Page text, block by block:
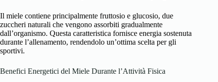
Il miele contiene principalmente fruttosio e glucosio, due
zuccheri naturali che vengono assorbiti gradualmente
dall’organismo. Questa caratteristica fornisce energia sostenuta
durante l’allenamento, rendendolo un’ottima scelta per gli
sportivi.
Benefici Energetici del Miele Durante l’Attività Fisica